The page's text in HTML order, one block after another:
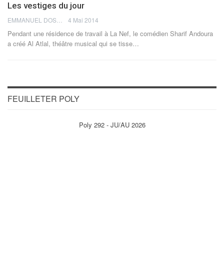
Les vestiges du jour
EMMANUEL DOSDA 4 Mai 2014
Pendant une résidence de travail à La Nef, le comédien Sharif Andoura
a créé Al Atlal, théâtre musical qui se tisse…
FEUILLETER POLY
Poly 292 - JU/AU 2026